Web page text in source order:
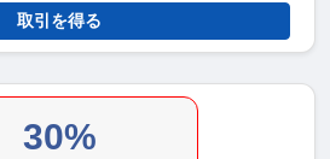
取引を得る
30%